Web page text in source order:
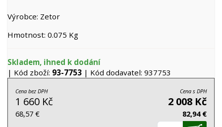
Výrobce: Zetor
Hmotnost: 0.075 Kg
Skladem, ihned k dodání
| Kód zboží: 93-7753 | Kód dodavatel: 937753
Cena bez DPH
1 660 Kč
68,57 €
Cena s DPH
2 008 Kč
82,94 €